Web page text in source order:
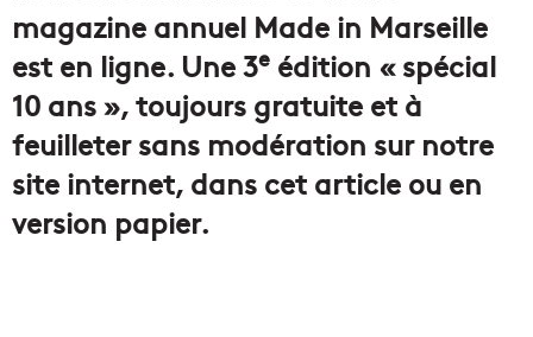
magazine annuel Made in Marseille
est en ligne. Une 3e édition « spécial
10 ans », toujours gratuite et à
feuilleter sans modération sur notre
site internet, dans cet article ou en
version papier.